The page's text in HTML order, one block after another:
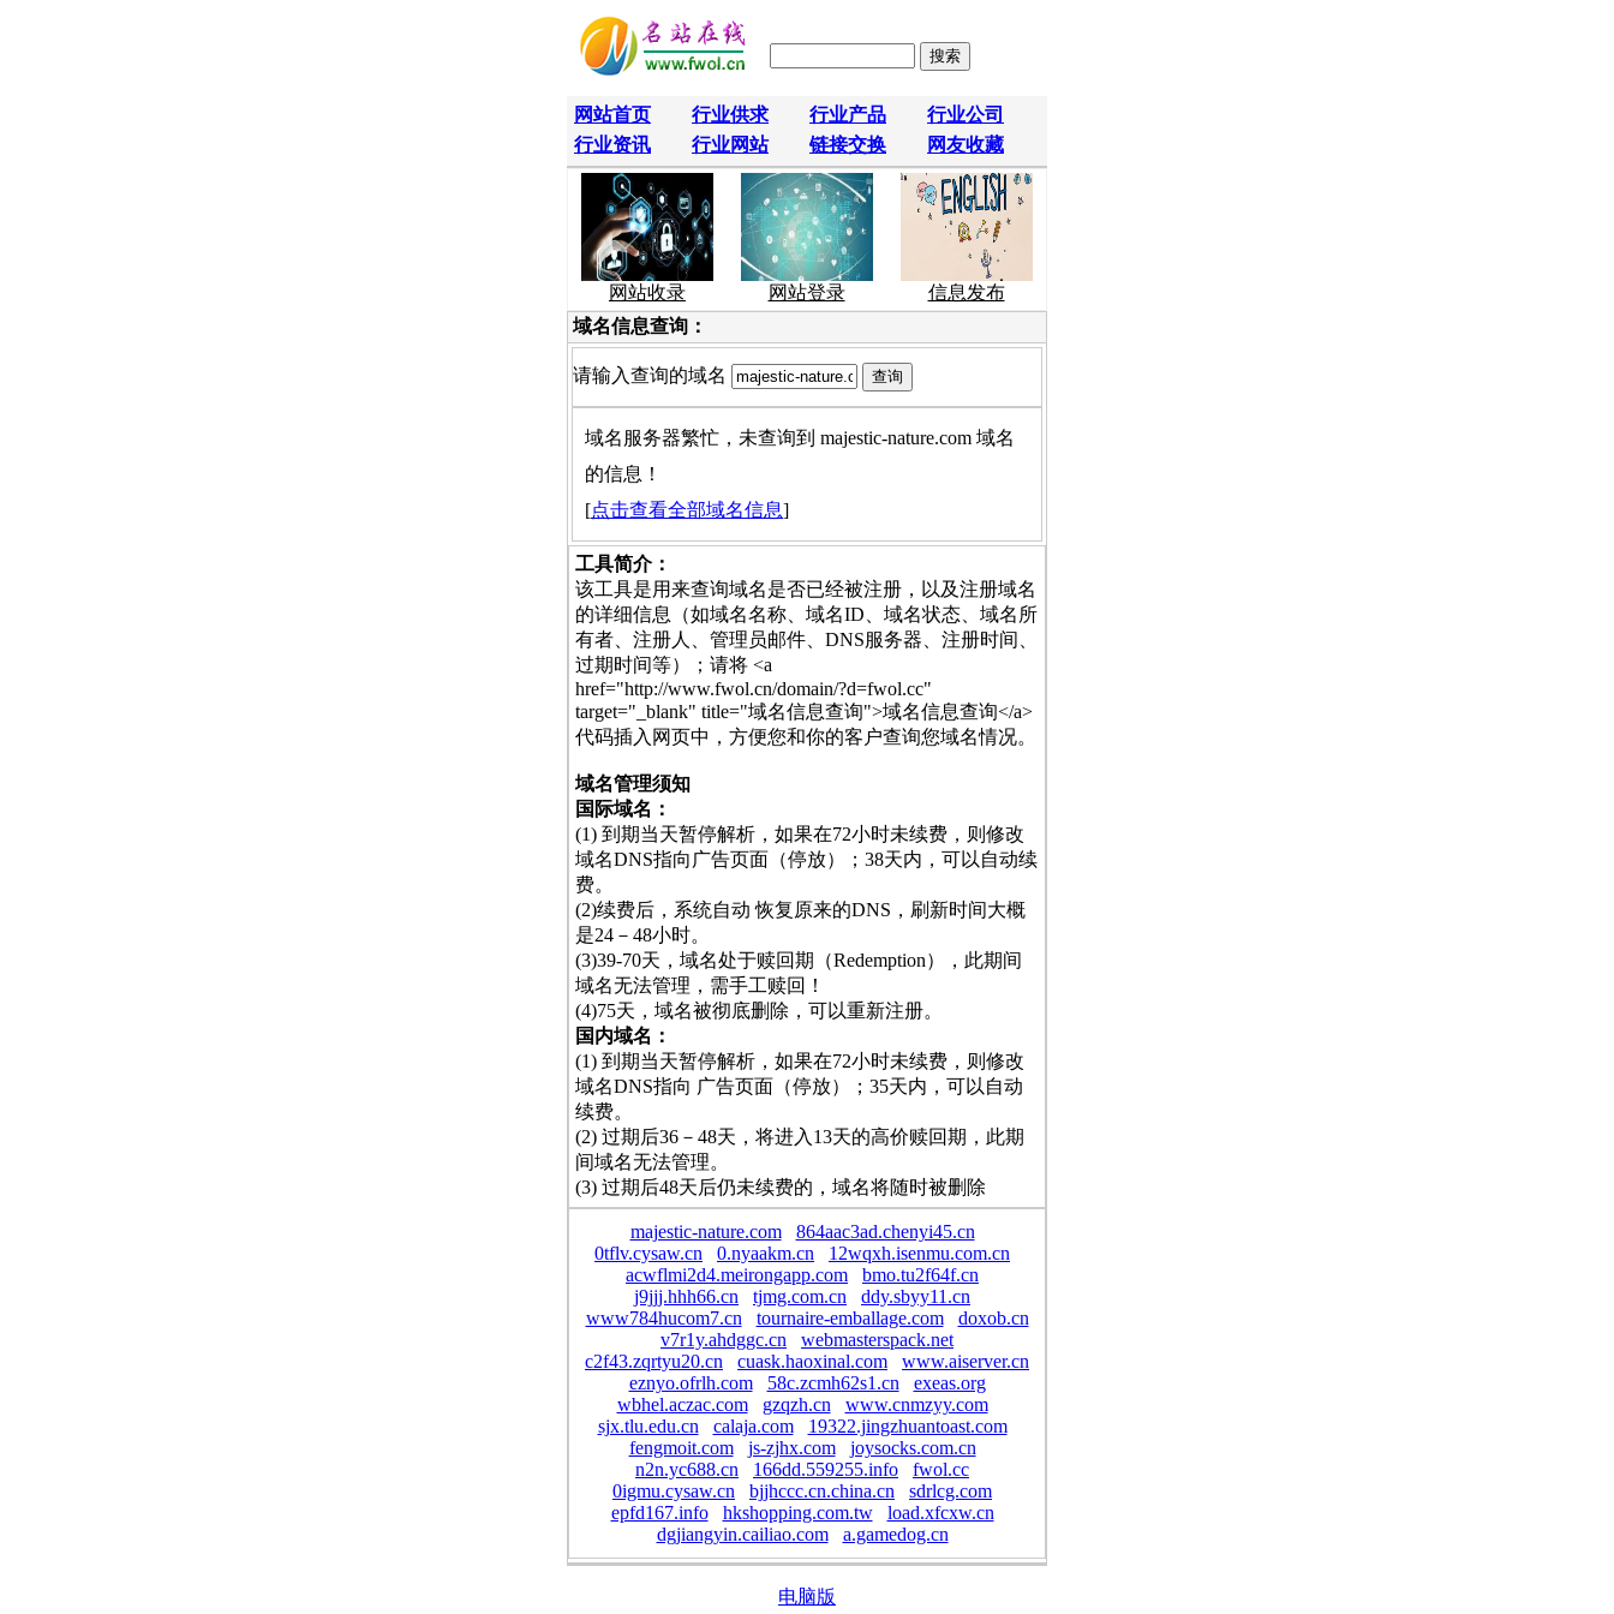
网站首页 行业供求 行业产品
行业公司
行业资讯
行业网站 链接交换 网友收藏
网站收录 网站登录
信息发布
域名信息查询：
请输入查询的域名
域名服务器繁忙，未查询到 majestic-nature.com 域名
的信息！
[点击查看全部域名信息]
工具简介：
该工具是用来查询域名是否已经被注册，以及注册域名
的详细信息（如域名名称、域名ID、域名状态、域名所
有者、注册人、管理员邮件、DNS服务器、注册时间、
过期时间等）；请将 <a
href="http://www.fwol.cn/domain/?d=fwol.cc"
target="_blank" title="域名信息查询">域名信息查询</a>
代码插入网页中，方便您和你的客户查询您域名情况。
域名管理须知
国际域名：
(1) 到期当天暂停解析，如果在72小时未续费，则修改
域名DNS指向广告页面（停放）；38天内，可以自动续
费。
(2)续费后，系统自动 恢复原来的DNS，刷新时间大概
是24－48小时。
(3)39-70天，域名处于赎回期（Redemption），此期间
域名无法管理，需手工赎回！
(4)75天，域名被彻底删除，可以重新注册。
国内域名：
(1) 到期当天暂停解析，如果在72小时未续费，则修改
域名DNS指向 广告页面（停放）；35天内，可以自动
续费。
(2) 过期后36－48天，将进入13天的高价赎回期，此期
间域名无法管理。
(3) 过期后48天后仍未续费的，域名将随时被删除
majestic-nature.com
864aac3ad.chenyi45.cn
0tflv.cysaw.cn
0.nyaakm.cn
12wqxh.isenmu.com.cn
acwflmi2d4.meirongapp.com
bmo.tu2f64f.cn
j9jjj.hhh66.cn
tjmg.com.cn
ddy.sbyy11.cn
www784hucom7.cn
tournaire-emballage.com
doxob.cn
v7r1y.ahdggc.cn
webmasterspack.net
c2f43.zqrtyu20.cn
cuask.haoxinal.com
www.aiserver.cn
eznyo.ofrlh.com
58c.zcmh62s1.cn
exeas.org
wbhel.aczac.com
gzqzh.cn
www.cnmzyy.com
sjx.tlu.edu.cn
calaja.com
19322.jingzhuantoast.com
fengmoit.com
js-zjhx.com
joysocks.com.cn
n2n.yc688.cn
166dd.559255.info
fwol.cc
0igmu.cysaw.cn
bjjhccc.cn.china.cn
sdrlcg.com
epfd167.info
hkshopping.com.tw
load.xfcxw.cn
dgjiangyin.cailiao.com
a.gamedog.cn
电脑版